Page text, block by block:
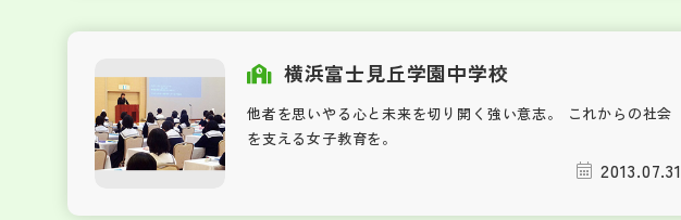
横浜富士見丘学園中学校
他者を思いやる心と未来を切り開く強い意志。 これからの社会
を支える女子教育を。
2013.07.31